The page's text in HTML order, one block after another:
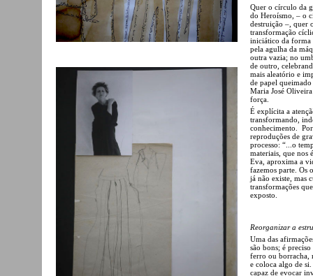
Quer o círculo da
do Heroísmo, – o
destruição –, quer
transformação
iniciático da forma
pela agulha da
outra vazia; no
de outro,
mais aleatório e
de papel
Maria José
força.
É explícita a
transformando,
conhecimento.
reproduções de
processo: “...o
materiais, que nos
Eva, aproxima a
fazemos parte. Os
já não existe, mas
transformações
exposto.
Reorganizar a
Uma das
são bons; é
ferro ou borracha,
e coloca algo de
capaz de evocar